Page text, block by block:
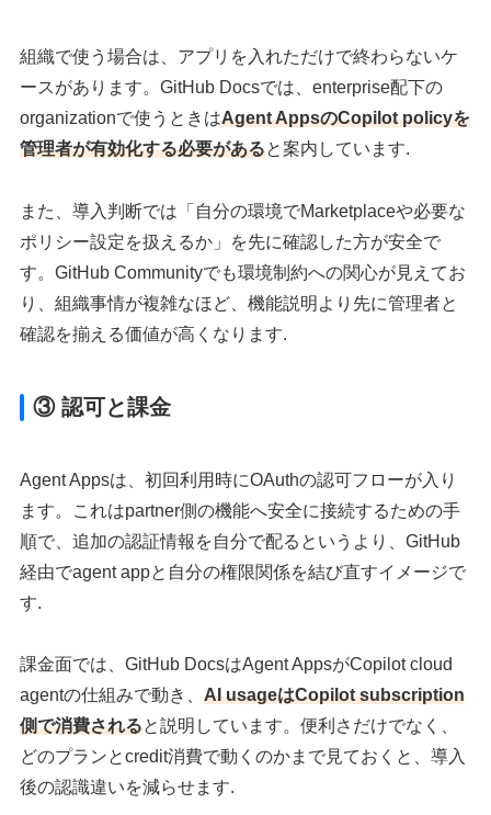
組織で使う場合は、アプリを入れただけで終わらないケ
ースがあります。GitHub Docsでは、enterprise配下の
organizationで使うときはAgent AppsのCopilot policyを
管理者が有効化する必要があると案内しています.
また、導入判断では「自分の環境でMarketplaceや必要な
ポリシー設定を扱えるか」を先に確認した方が安全で
す。GitHub Communityでも環境制約への関心が見えてお
り、組織事情が複雑なほど、機能説明より先に管理者と
確認を揃える価値が高くなります.
③ 認可と課金
Agent Appsは、初回利用時にOAuthの認可フローが入り
ます。これはpartner側の機能へ安全に接続するための手
順で、追加の認証情報を自分で配るというより、GitHub
経由でagent appと自分の権限関係を結び直すイメージで
す.
課金面では、GitHub DocsはAgent AppsがCopilot cloud
agentの仕組みで動き、AI usageはCopilot subscription
側で消費されると説明しています。便利さだけでなく、
どのプランとcredit消費で動くのかまで見ておくと、導入
後の認識違いを減らせます.